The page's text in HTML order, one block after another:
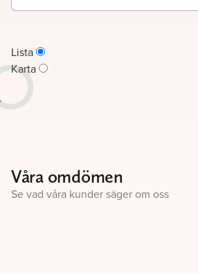
Lista
Karta
Våra omdömen
Se vad våra kunder säger om oss